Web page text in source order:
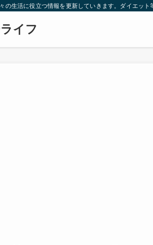
の生活に役立つ情報を更新していきます。ダイエッ
イフ